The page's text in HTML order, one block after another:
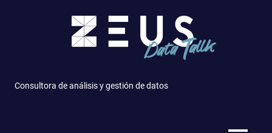
Consultora de análisis y gestión de datos